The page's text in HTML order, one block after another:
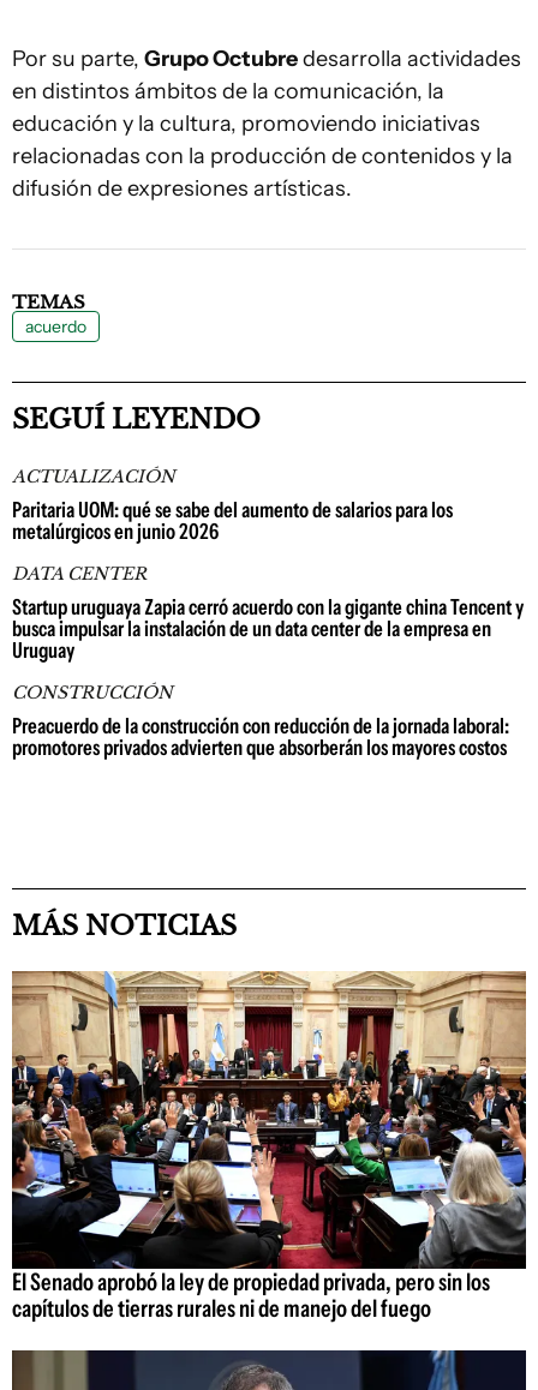
Por su parte, Grupo Octubredesarrolla actividades
en distintos ámbitos de la comunicación, la
educación y la cultura, promoviendo iniciativas
relacionadas con la producción de contenidos y la
difusión de expresiones artísticas.
TEMAS
acuerdo
SEGUÍ LEYENDO
ACTUALIZACIÓN
Paritaria UOM: qué se sabe del aumento de salarios para los
metalúrgicos en junio 2026
DATA CENTER
Startup uruguaya Zapia cerró acuerdo con la gigante china Tencent y
busca impulsar la instalación de un data center de la empresa en
Uruguay
CONSTRUCCIÓN
Preacuerdo de la construcción con reducción de la jornada laboral:
promotores privados advierten que absorberán los mayores costos
MÁS NOTICIAS
El Senado aprobó la ley de propiedad privada, pero sin los
capítulos de tierras rurales ni de manejo del fuego